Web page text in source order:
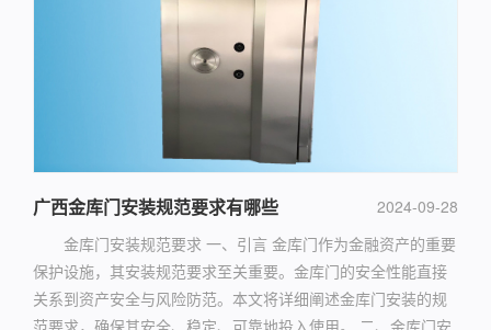
2024-09-28
广西金库门安装规范要求有哪些
金库门安装规范要求 一、引言 金库门作为金融资产的重要
保护设施，其安装规范要求至关重要。金库门的安全性能直接
关系到资产安全与风险防范。本文将详细阐述金库门安装的规